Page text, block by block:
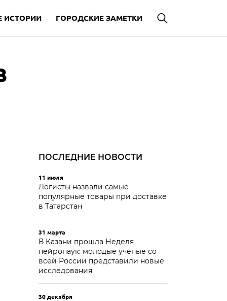
ИСТОРИИ ГОРОДСКИЕ ЗАМЕТКИ
ПОСЛЕДНИЕ НОВОСТИ
11 июля
Логисты назвали самые
популярные товары при доставке
в Татарстан
31 марта
В Казани прошла Неделя
нейронаук: молодые ученые со
всей России представили новые
исследования
30 декабря